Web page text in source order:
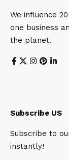
We influence
one business
the planet.
Subscribe US
Subscribe to
instantly!